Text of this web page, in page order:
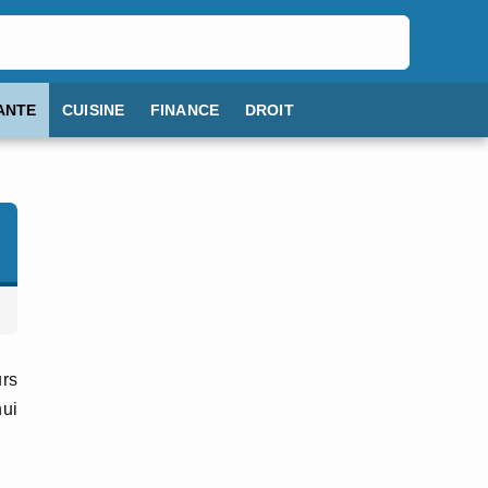
CUISINE FINANCE DROIT